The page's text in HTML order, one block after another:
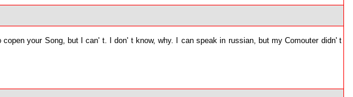
your Song, but I can' t. I don' t know, why. I can speak in russian, but my Comouter didn' t